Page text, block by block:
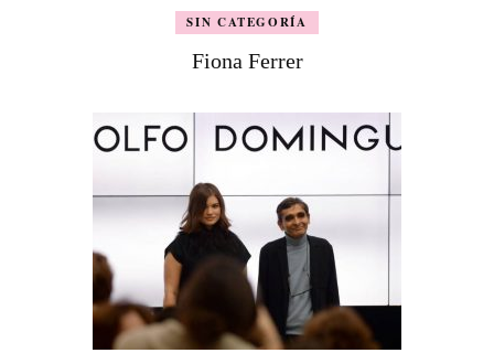
SIN CATEGORÍA
Fiona Ferrer